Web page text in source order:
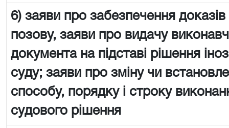
6) заяви про забезпечення
позову, заяви про видачу
документа на підставі рішення
суду; заяви про зміну чи
способу, порядку і строку
судового рішення